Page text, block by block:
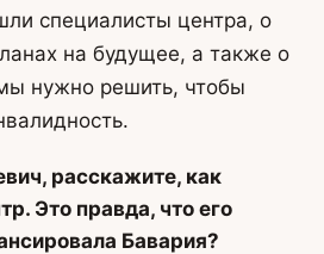
специалисты центра, о
на будущее, а также о
нужно решить, чтобы
расскажите, как
Это правда, что его
Бавария?